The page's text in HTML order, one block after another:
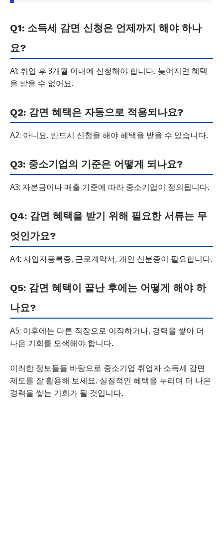
Q1: 소득세 감면 신청은 언제까지 해야 하나
요?
A1: 취업 후 3개월 이내에 신청해야 합니다. 늦어지면 혜택
을 받을 수 없어요.
Q2: 감면 혜택은 자동으로 적용되나요?
A2: 아니요. 반드시 신청을 해야 혜택을 받을 수 있습니다.
Q3: 중소기업의 기준은 어떻게 되나요?
A3: 자본금이나 매출 기준에 따라 중소기업이 정의됩니다.
Q4: 감면 혜택을 받기 위해 필요한 서류는 무
엇인가요?
A4: 사업자등록증, 근로계약서, 개인 신분증이 필요합니다.
Q5: 감면 혜택이 끝난 후에는 어떻게 해야 하
나요?
A5: 이후에는 다른 직장으로 이직하거나, 경력을 쌓아 더
나은 기회를 모색해야 합니다.
이러한 정보들을 바탕으로 중소기업 취업자 소득세 감면
제도를 잘 활용해 보세요. 실질적인 혜택을 누리며 더 나은
경력을 쌓는 기회가 될 것입니다.